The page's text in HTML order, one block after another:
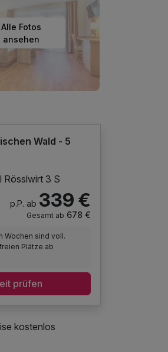
Alle Fotos
ansehen
Wald - 5
Rösslwirt 3 S
p.P. ab 339 €
Gesamt ab 678 €
Wochen sind voll.
Plätze ab
prüfen
kostenlos